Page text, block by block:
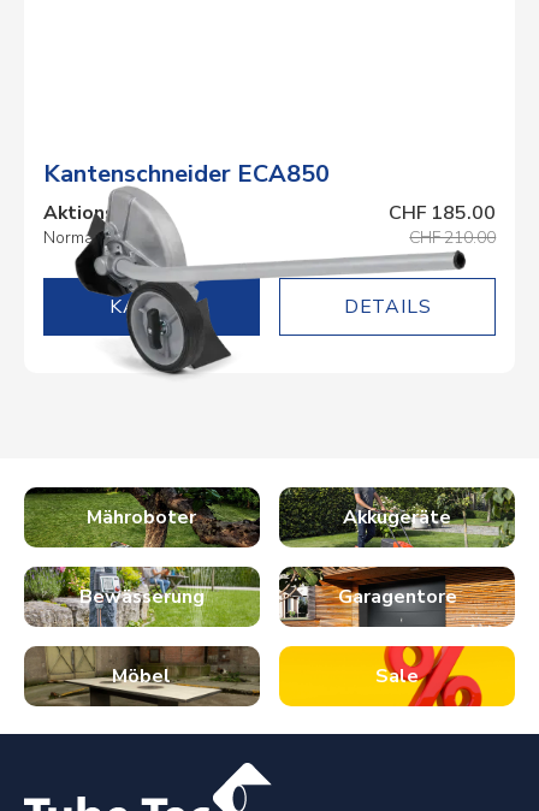
Kantenschneider ECA850
Aktionspreis CHF 185.00
Normalpreis CHF 210.00
DETAILS
Mähroboter Akkugeräte
Bewässerung Garagentore
Möbel Sale